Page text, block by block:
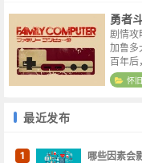
勇者
剧情攻
加鲁多
百年后
从幕后
正义
怀
最近发布
1
哪些因素会